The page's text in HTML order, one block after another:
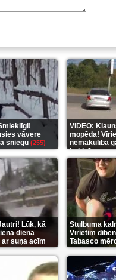
vāvere
sniegu (255)
VIDEO:
mopēda!
nemākulība
beidzās ar
(289)
Lūk, kā
diena
suņa acīm
Stulbuma
Vīrietim
Tabasco
(7)